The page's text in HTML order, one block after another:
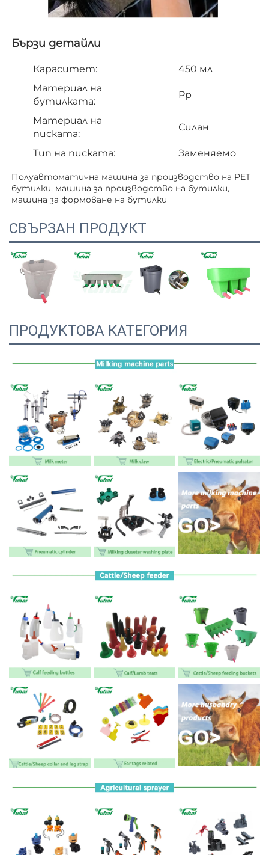
Бързи детайли
Кapacитет:
450 мл
Материал на
бутилката:
Pp
Материал на
писката:
Силан
Тип на писката: Заменяемо
Полуавтоматична машина за производство на PET
бутилки, машина за производство на бутилки,
машина за формоване на бутилки
СВЪРЗАН ПРОДУКТ
ПРОДУКТОВА КАТЕГОРИЯ